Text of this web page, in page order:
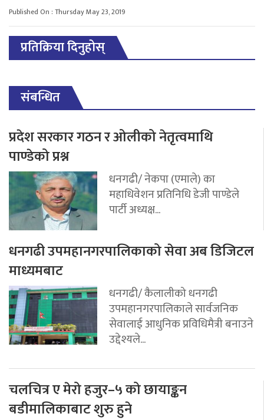
Published On : Thursday May 23, 2019
प्रतिक्रिया दिनुहोस्
संबन्धित
प्रदेश सरकार गठन र ओलीको नेतृत्वमाथि
पाण्डेको प्रश्न
धनगढी/ नेकपा (एमाले) का
महाधिवेशन प्रतिनिधि डेजी पाण्डेले
पार्टी अध्यक्ष...
धनगढी उपमहानगरपालिकाको सेवा अब डिजिटल
माध्यमबाट
धनगढी/ कैलालीको धनगढी
उपमहानगरपालिकाले सार्वजनिक
सेवालाई आधुनिक प्रविधिमैत्री बनाउने
उद्देश्यले...
चलचित्र ए मेरो हजुर–५ को छायाङ्कन
बडीमालिकाबाट शुरु हुने